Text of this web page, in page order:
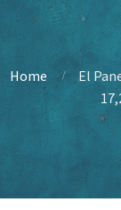
Home
El